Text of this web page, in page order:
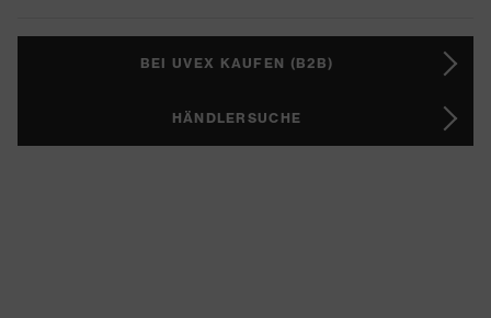
BEI UVEX KAUFEN (B2B)
HÄNDLERSUCHE